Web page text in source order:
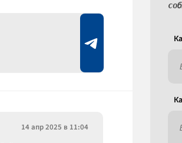
14 апр 2025 в 11:04